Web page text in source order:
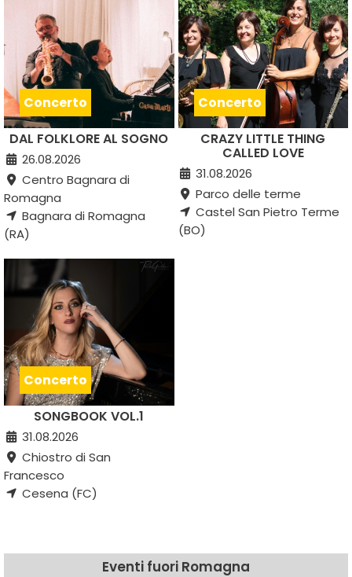
Concerto
DAL FOLKLORE AL SOGNO
26.08.2026
Centro Bagnara di
Romagna
Bagnara di Romagna
(RA)
Concerto
CRAZY LITTLE THING
CALLED LOVE
31.08.2026
Parco delle terme
Castel San Pietro Terme
(BO)
Concerto
SONGBOOK VOL.1
31.08.2026
Chiostro di San
Francesco
Cesena (FC)
Eventi fuori Romagna